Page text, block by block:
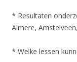
* Resultaten
Almere,
* Welke lessen